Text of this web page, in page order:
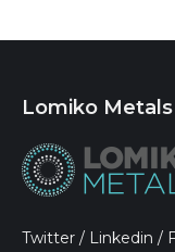
Lomiko
Twitter / Linkedin /